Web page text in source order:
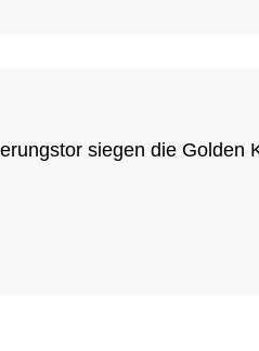
siegen die